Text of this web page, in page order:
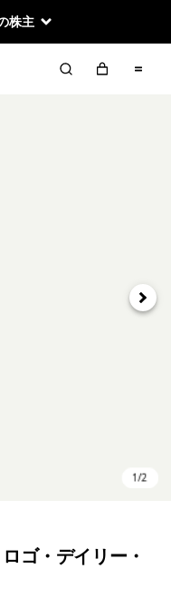
株主
次へ
ゴ・デイリー・